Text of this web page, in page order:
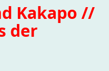
Kakapo //
der